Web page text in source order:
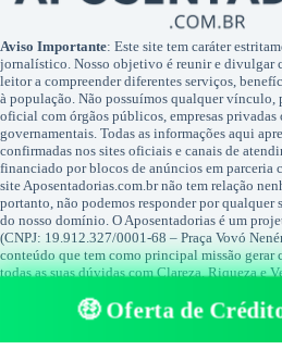
Aviso Importante: Este site tem caráter
jornalístico. Nosso objetivo é reunir e divulgar
leitor a compreender diferentes serviços,
à população. Não possuímos qualquer vínculo,
oficial com órgãos públicos, empresas privadas
governamentais. Todas as informações aqui
confirmadas nos sites oficiais e canais de
financiado por blocos de anúncios em parceria
site Aposentadorias.com.br não tem relação
portanto, não podemos responder por qualquer
do nosso domínio. O Aposentadorias é um
(CNPJ: 19.912.327/0001-68 – Praça Vovó
conteúdo que tem como principal missão gerar
todas as suas dúvidas com Clareza, Riqueza e
tem qualquer relação nos conteúdos
uma marca registada por FACEBOOK®, assim
marca registrada pela GOOGLE®
🤑 Oferta de